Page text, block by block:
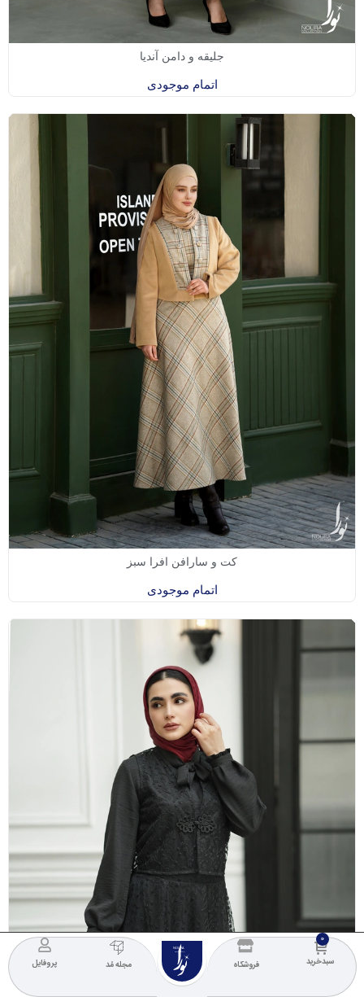
سبدخرید فروشگاه
COLLECTION
NOURA
مجله مُد پروفایل
جلیقه و دامن آندیا
اتمام موجودی
کت و سارافن افرا سبز
اتمام موجودی